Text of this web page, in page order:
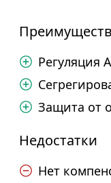
Регуляция
Защита от
Недостатки
Нет